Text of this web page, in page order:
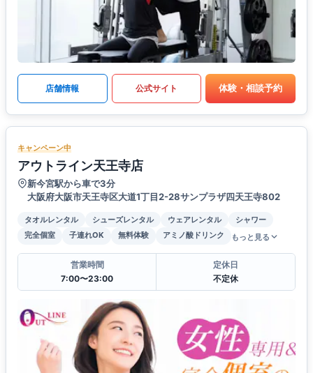
店舗情報 公式サイト 体験・相談予約
キャンペーン中
アウトライン天王寺店
新今宮駅から車で3分
大阪府大阪市天王寺区大道1丁目2-28サンプラザ四天王寺802
タオルレンタル シューズレンタル ウェアレンタル
シャワー
完全個室
子連れOK 無料体験 アミノ酸ドリンク もっと見る
営業時間
7:00〜23:00
定休日
不定休